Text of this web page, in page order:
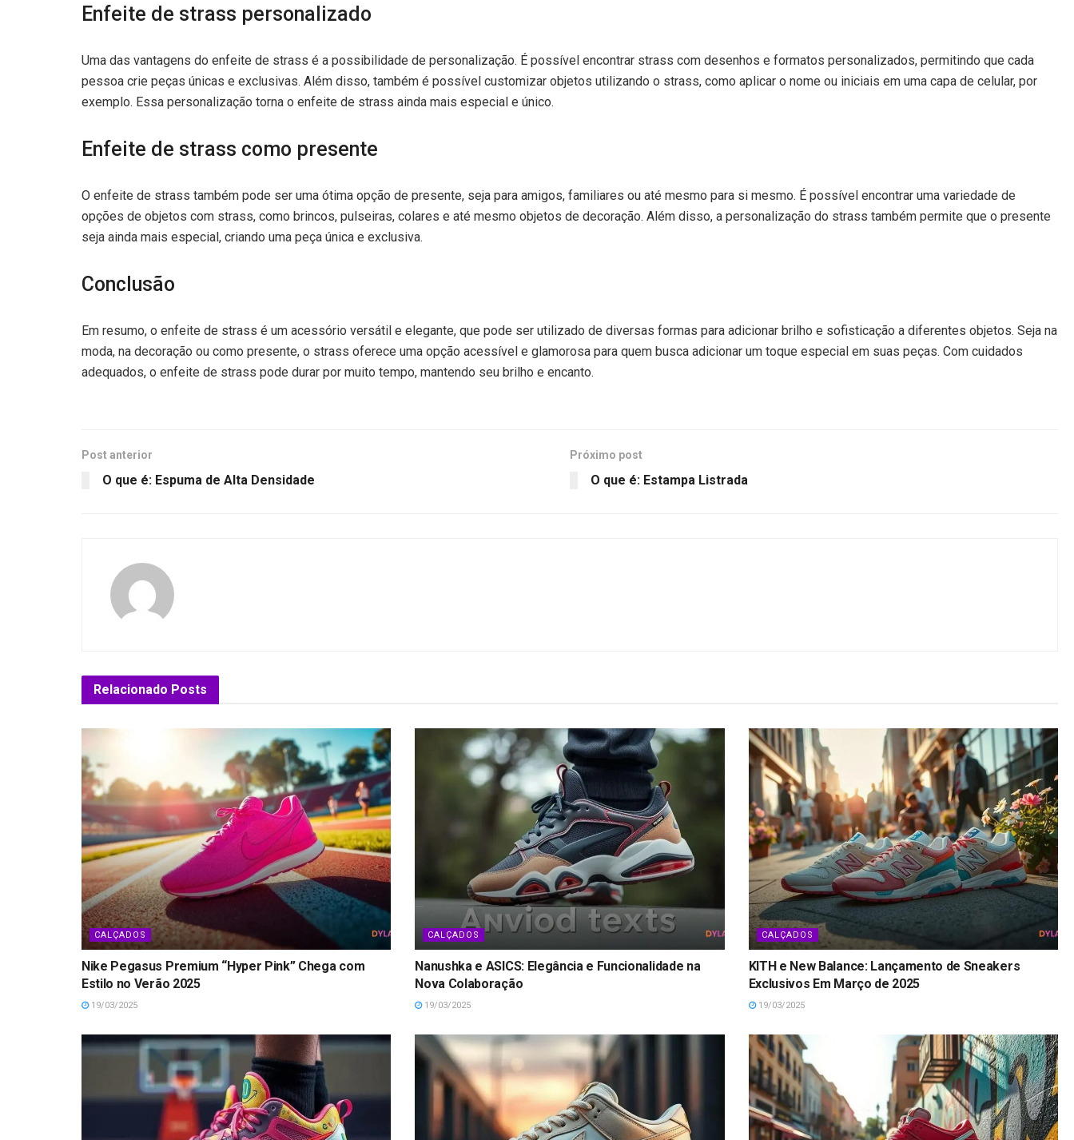
Enfeite de strass personalizado
Uma das vantagens do enfeite de strass é a possibilidade de personalização. É possível encontrar strass com desenhos e formatos personalizados, permitindo que cada
pessoa crie peças únicas e exclusivas. Além disso, também é possível customizar objetos utilizando o strass, como aplicar o nome ou iniciais em uma capa de celular, por
exemplo. Essa personalização torna o enfeite de strass ainda mais especial e único.
Enfeite de strass como presente
O enfeite de strass também pode ser uma ótima opção de presente, seja para amigos, familiares ou até mesmo para si mesmo. É possível encontrar uma variedade de
opções de objetos com strass, como brincos, pulseiras, colares e até mesmo objetos de decoração. Além disso, a personalização do strass também permite que o presente
seja ainda mais especial, criando uma peça única e exclusiva.
Conclusão
Em resumo, o enfeite de strass é um acessório versátil e elegante, que pode ser utilizado de diversas formas para adicionar brilho e sofisticação a diferentes objetos. Seja na
moda, na decoração ou como presente, o strass oferece uma opção acessível e glamorosa para quem busca adicionar um toque especial em suas peças. Com cuidados
adequados, o enfeite de strass pode durar por muito tempo, mantendo seu brilho e encanto.
Post anterior
O que é: Espuma de Alta Densidade
Próximo post
O que é: Estampa Listrada
Relacionado Posts
CALÇADOS
Nike Pegasus Premium “Hyper Pink” Chega com
Estilo no Verão 2025
19/03/2025
CALÇADOS
Nanushka e ASICS: Elegância e Funcionalidade na
Nova Colaboração
19/03/2025
CALÇADOS
KITH e New Balance: Lançamento de Sneakers
Exclusivos Em Março de 2025
19/03/2025